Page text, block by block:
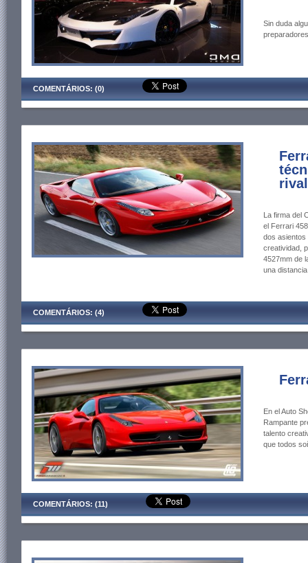
Sin duda
COMENTÁRIOS: (0)
La firma del
el Ferrari
dos asientos
creatividad,
4527mm de
una
COMENTÁRIOS: (4)
En el Auto
Rampante
talento
que todos
COMENTÁRIOS: (11)